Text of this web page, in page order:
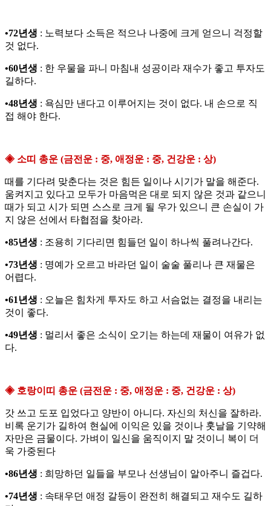
•72년생 : 노력보다 소득은 적으나 나중에 크게 얻으니 걱정할
것 없다.
•60년생 : 한 우물을 파니 마침내 성공이라 재수가 좋고 투자도
길하다.
•48년생 : 욕심만 낸다고 이루어지는 것이 없다. 내 손으로 직
접 해야 한다.
◈ 소띠 총운 (금전운 : 중, 애정운 : 중, 건강운 : 상)
때를 기다려 맞춘다는 것은 힘든 일이나 시기가 말을 해준다.
움켜지고 있다고 모두가 마음먹은 대로 되지 않은 것과 같으니
때가 되고 시가 되면 스스로 크게 될 우가 있으니 큰 손실이 가
지 않은 선에서 타협점을 찾아라.
•85년생 : 조용히 기다리면 힘들던 일이 하나씩 풀려나간다.
•73년생 : 명예가 오르고 바라던 일이 술술 풀리나 큰 재물은
어렵다.
•61년생 : 오늘은 힘차게 투자도 하고 서슴없는 결정을 내리는
것이 좋다.
•49년생 : 멀리서 좋은 소식이 오기는 하는데 재물이 여유가 없
다.
◈ 호랑이띠 총운 (금전운 : 중, 애정운 : 중, 건강운 : 상)
갓 쓰고 도포 입었다고 양반이 아니다. 자신의 처신을 잘하라.
비록 운기가 길하여 현실에 이익은 있을 것이나 훗날을 기약해
자만은 금물이다. 가벼이 일신을 움직이지 말 것이니 복이 더
욱 가중된다
•86년생 : 희망하던 일들을 부모나 선생님이 알아주니 즐겁다.
•74년생 : 속태우던 애정 갈등이 완전히 해결되고 재수도 길하